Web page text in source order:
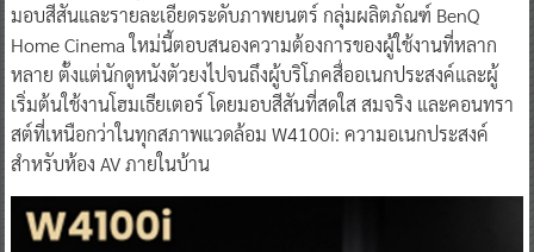
มอบสีสันและรายละเอียดระดับภาพยนตร์ กลุ่มผลิตภัณฑ์ BenQ
Home Cinema ใหม่นี้ตอบสนองความต้องการของผู้ใช้งานที่หลาก
หลาย ตั้งแต่นักดูหนังตัวยงไปจนถึงผู้บริโภคสื่ออเนกประสงค์และผู้
เริ่มต้นใช้งานโฮมเธียเตอร์ โดยมอบสีสันที่สดใส สมจริง และคอนทรา
สต์ที่เหนือกว่าในทุกสภาพแวดล้อม W4100i: ความอเนกประสงค์
สำหรับห้อง AV ภายในบ้าน